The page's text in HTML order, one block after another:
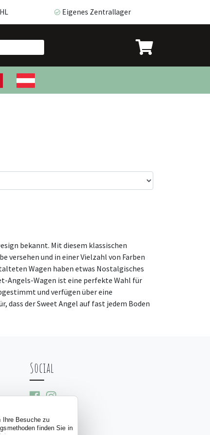
Eigenes Zentrallager
bekannt. Mit diesem klassischen
versehen und in einer Vielzahl von Farben
Wagen haben etwas Nostalgisches
Angels-Wagen ist eine perfekte Wahl für
und verfügen über eine
dass der Sweet Angel auf fast jedem Boden
Social
Ihre Besuche zu
finden Sie in